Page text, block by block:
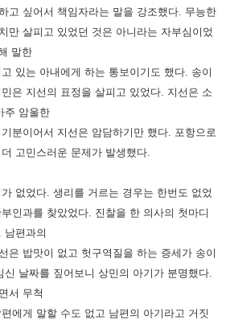
고 싶어서 책임자라는 말을 강조했다. 무능한
만 살피고 있었던 것은 아니라는 자부심이었
말한
있는 아내에게 하는 통보이기도 했다. 송이
은 지선의 표정을 살피고 있었다. 지선은 소
주 암울한
분이어서 지선은 암담하기만 했다. 포항으로
고민스러운 문제가 발생했다.
없었다. 생리를 거르는 경우는 한번도 없었
인과를 찾았었다. 진찰을 한 의사의 첫마디
남편과의
은 밥맛이 없고 헛구역질을 하는 증세가 송이
날짜를 짚어보니 상민의 아기가 분명했다.
서 무척
에게 말할 수도 없고 남편의 아기라고 거짓